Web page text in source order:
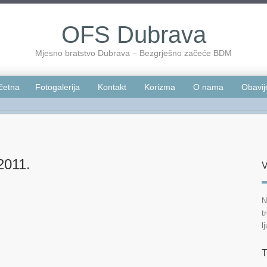
OFS Dubrava
Mjesno bratstvo Dubrava – Bezgrješno začeće BDM
Fotogalerija Kontakt Korizma O nama